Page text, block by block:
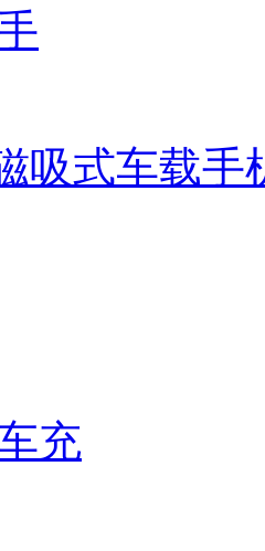
吸式车载手
充